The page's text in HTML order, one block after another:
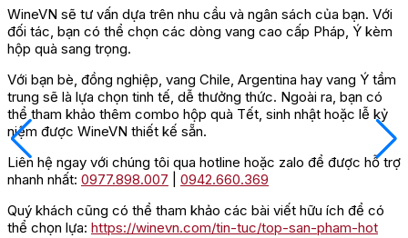
WineVN sẽ tư vấn dựa trên nhu cầu và ngân sách của bạn. Với
đối tác, bạn có thể chọn các dòng vang cao cấp Pháp, Ý kèm
hộp quà sang trọng.
Với bạn bè, đồng nghiệp, vang Chile, Argentina hay vang Ý tầm
trung sẽ là lựa chọn tinh tế, dễ thưởng thức. Ngoài ra, bạn có
thể tham khảo thêm combo hộp quà Tết, sinh nhật hoặc lễ kỷ
niệm được WineVN thiết kế sẵn.
Liên hệ ngay với chúng tôi qua hotline hoặc zalo để được hỗ trợ
nhanh nhất: 0977.898.007
0942.660.369
Quý khách cũng có thể tham khảo các bài viết hữu ích để có
thể chọn lựa: https://winevn.com/tin-tuc/top-san-pham-hot